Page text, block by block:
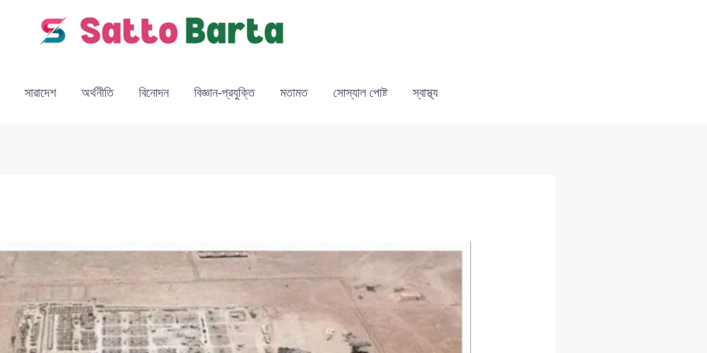
সারাদেশ অর্থনীতি বিনোদন বিজ্ঞান-প্রযুক্তি মতামত সোস্যাল পোষ্ট স্বাস্থ্য